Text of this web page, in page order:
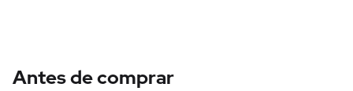
Antes de comprar